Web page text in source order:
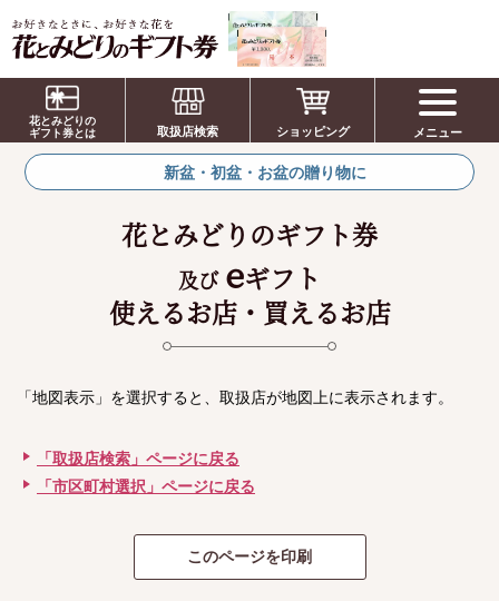
お祝い、お盆、新盆、お彼岸、喪中、お供
え、見舞い、返事、供花、線香贈答におすす
めのギフト
花とみどりの
ギフト券とは
取扱店検索 ショッピング メニュー
新盆・初盆・お盆の贈り物に
花とみどりのギフト券
及び eギフト
使えるお店・買えるお店
「地図表示」を選択すると、取扱店が地図上に表示されます。
「取扱店検索」ページに戻る
「市区町村選択」ページに戻る